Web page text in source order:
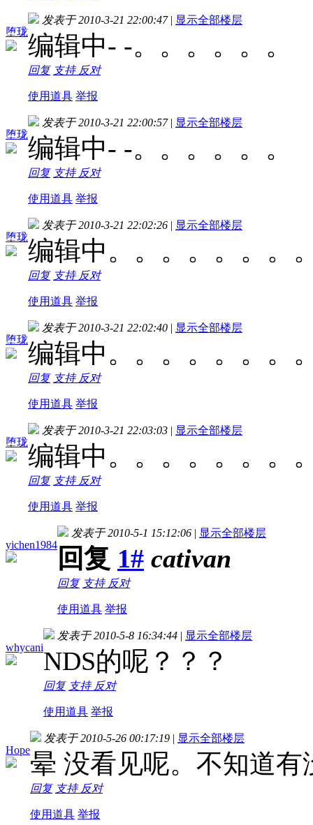
堕珑
发表于 2010-3-21 22:00:47 | 显示全部楼层
编辑中- -。。。。。。
回复 支持 反对
使用道具 举报
堕珑
发表于 2010-3-21 22:00:57 | 显示全部楼层
编辑中- -。。。。。。
回复 支持 反对
使用道具 举报
堕珑
发表于 2010-3-21 22:02:26 | 显示全部楼层
编辑中。。。。。。。
回复 支持 反对
使用道具 举报
堕珑
发表于 2010-3-21 22:02:40 | 显示全部楼层
编辑中。。。。。。。
回复 支持 反对
使用道具 举报
堕珑
发表于 2010-3-21 22:03:03 | 显示全部楼层
编辑中。。。。。。。
回复 支持 反对
使用道具 举报
yichen1984
发表于 2010-5-1 15:12:06 | 显示全部楼层
回复 1# cativan
回复 支持 反对
使用道具 举报
whycani
发表于 2010-5-8 16:34:44 | 显示全部楼层
NDS的呢？？？
回复 支持 反对
使用道具 举报
Hope
发表于 2010-5-26 00:17:19 | 显示全部楼层
晕 没看见呢。不知道
回复 支持 反对
使用道具 举报